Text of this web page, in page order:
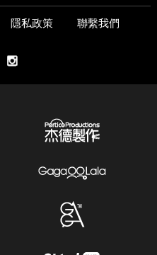
隱私政策 聯繫我們